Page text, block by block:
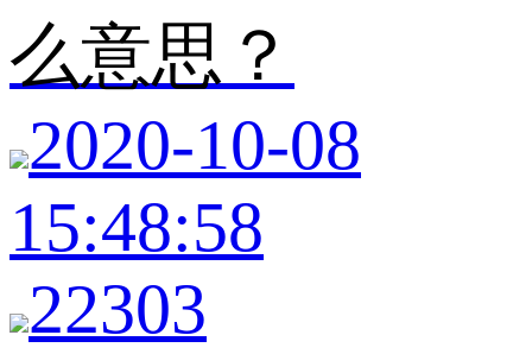
么意思？
2020-10-08
15:48:58
22303